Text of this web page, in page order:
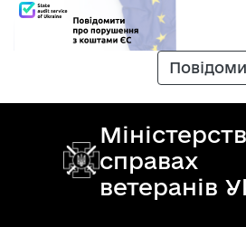
справах
ветеранів